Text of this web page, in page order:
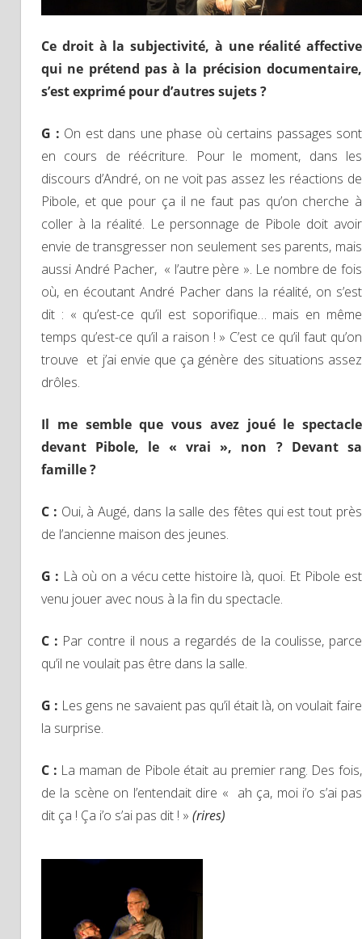
Ce droit à la subjectivité, à une réalité affective
qui ne prétend pas à la précision documentaire,
s’est exprimé pour d’autres sujets ?
G : On est dans une phase où certains passages sont
en cours de réécriture. Pour le moment, dans les
discours d’André, on ne voit pas assez les réactions de
Pibole, et que pour ça il ne faut pas qu’on cherche à
coller à la réalité. Le personnage de Pibole doit avoir
envie de transgresser non seulement ses parents, mais
aussi André Pacher, « l’autre père ». Le nombre de fois
où, en écoutant André Pacher dans la réalité, on s’est
dit : « qu’est-ce qu’il est soporifique… mais en même
temps qu’est-ce qu’il a raison ! » C’est ce qu’il faut qu’on
trouve et j’ai envie que ça génère des situations assez
drôles.
Il me semble que vous avez joué le spectacle
devant Pibole, le « vrai », non ? Devant sa
famille ?
C : Oui, à Augé, dans la salle des fêtes qui est tout près
de l’ancienne maison des jeunes.
G : Là où on a vécu cette histoire là, quoi. Et Pibole est
venu jouer avec nous à la fin du spectacle.
C : Par contre il nous a regardés de la coulisse, parce
qu’il ne voulait pas être dans la salle.
G : Les gens ne savaient pas qu’il était là, on voulait faire
la surprise.
C : La maman de Pibole était au premier rang. Des fois,
de la scène on l’entendait dire « ah ça, moi i’o s’ai pas
dit ça ! Ça i’o s’ai pas dit ! » (rires)